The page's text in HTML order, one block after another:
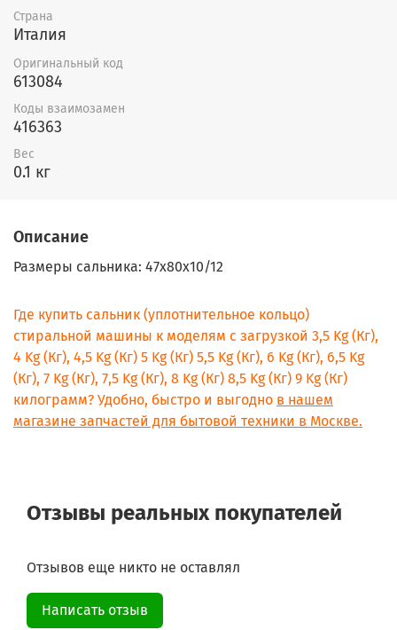
Страна
Италия
Оригинальный код
613084
Коды взаимозамен
416363
Вес
0.1 кг
Описание
Размеры сальника: 47x80x10/12
Где купить сальник (уплотнительное кольцо)
стиральной машины к моделям с загрузкой 3,5 Kg (Кг),
4 Kg (Кг), 4,5 Kg (Кг) 5 Kg (Кг) 5,5 Kg (Кг), 6 Kg (Кг), 6,5 Kg
(Кг), 7 Kg (Кг), 7,5 Kg (Кг), 8 Kg (Кг) 8,5 Kg (Кг) 9 Kg (Кг)
килограмм? Удобно, быстро и выгодно в нашем
магазине запчастей для бытовой техники в Москве.
Отзывы реальных покупателей
Отзывов еще никто не оставлял
Написать отзыв